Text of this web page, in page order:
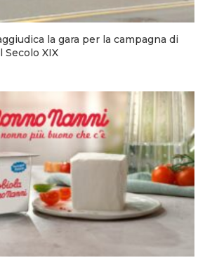
la gara per la campagna di
XIX